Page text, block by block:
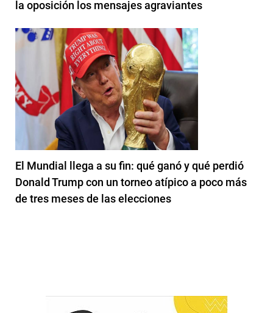
la oposición los mensajes agraviantes
El Mundial llega a su fin: qué ganó y qué perdió
Donald Trump con un torneo atípico a poco más
de tres meses de las elecciones